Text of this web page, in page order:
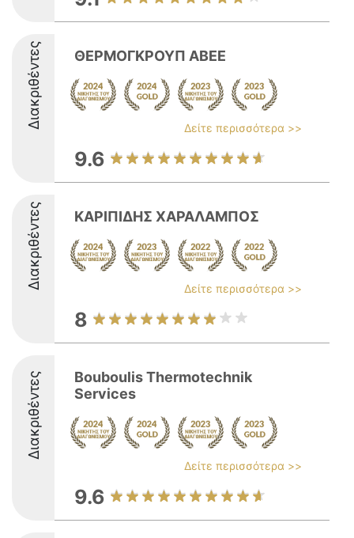
Διακριθέντες ΘΕΡΜΟΓΚΡΟΥΠ ΑΒΕΕ
Δείτε περισσότερα >>
9.6
Διακριθέντες ΚΑΡΙΠΙΔΗΣ ΧΑΡΑΛΑΜΠΟΣ
Δείτε περισσότερα >>
8
Διακριθέντες
Bouboulis Thermotechnik
Services
Δείτε περισσότερα >>
9.6